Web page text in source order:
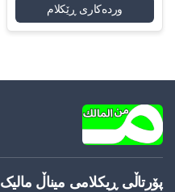
وردەکاری ڕێکلام
پۆرتاڵی ڕیکلامی میناڵ مالیک